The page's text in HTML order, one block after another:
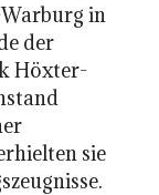
in
der
Höxter-
sie